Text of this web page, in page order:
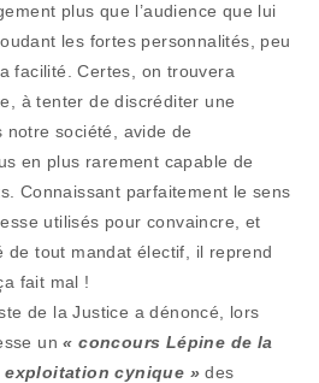
plus que l’audience que lui
les fortes personnalités, peu
facilité. Certes, on trouvera
à tenter de discréditer une
notre société, avide de
en plus rarement capable de
Connaissant parfaitement le sens
utilisés pour convaincre, et
de tout mandat électif, il reprend
fait mal !
de la Justice a dénoncé, lors
un« concours Lépine de la
exploitation cynique »des